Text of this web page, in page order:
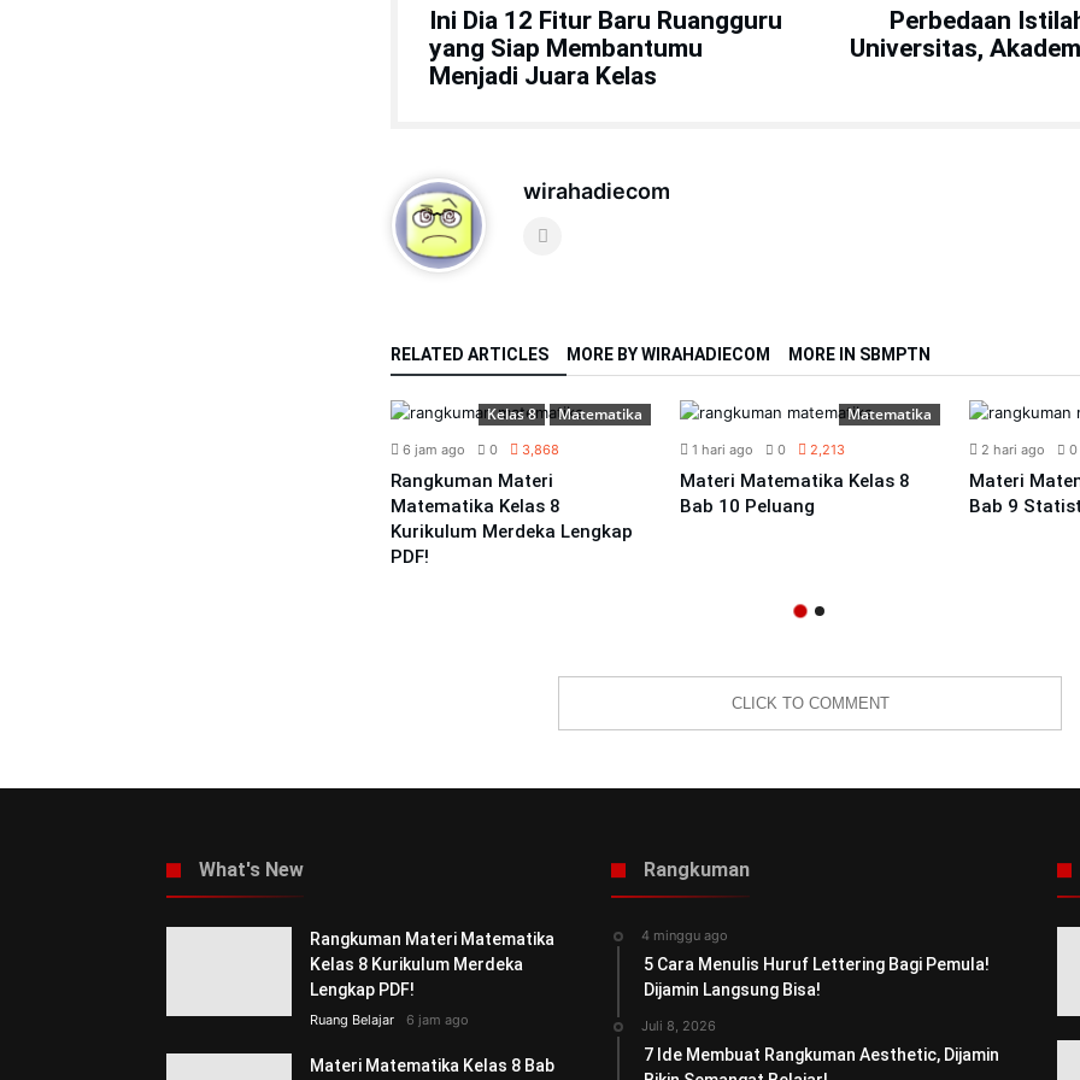
Ini Dia 12 Fitur Baru Ruangguru
yang Siap Membantumu
Menjadi Juara Kelas
Perbedaan
Universitas,
wirahadiecom
RELATED ARTICLES MORE BY WIRAHADIECOM MORE IN SBMPTN
Kelas 8 Matematika
6 jam ago 0 3,868
Rangkuman Materi
Matematika Kelas 8
Kurikulum Merdeka Lengkap
PDF!
Matematika
1 hari ago 0 2,213
Materi Matematika Kelas 8
Bab 10 Peluang
2 hari ago 0
Materi
Bab 9
CLICK TO COMMENT
What's New
Rangkuman Materi Matematika
Kelas 8 Kurikulum Merdeka
Lengkap PDF!
Ruang Belajar 6 jam ago
Materi Matematika Kelas 8 Bab
Rangkuman
4 minggu ago
5 Cara Menulis Huruf Lettering Bagi Pemula!
Dijamin Langsung Bisa!
Juli 8, 2026
7 Ide Membuat Rangkuman Aesthetic, Dijamin